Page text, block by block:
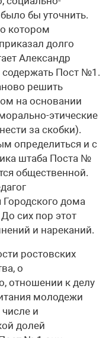
бы уточнить.
котором
долго
Александр
содержать Пост №1.
решить
на основании
этические
за скобки).
определиться и с
штаба Поста №
общественной.
Городского дома
сих пор этот
и нареканий.
ростовских
о
отношении к делу
молодежи
и
долей